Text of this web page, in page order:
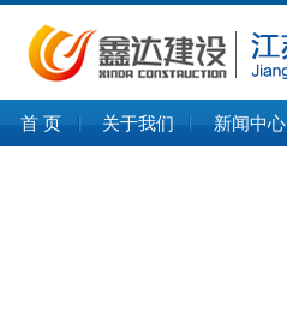
首 页 关于我们 新闻中心